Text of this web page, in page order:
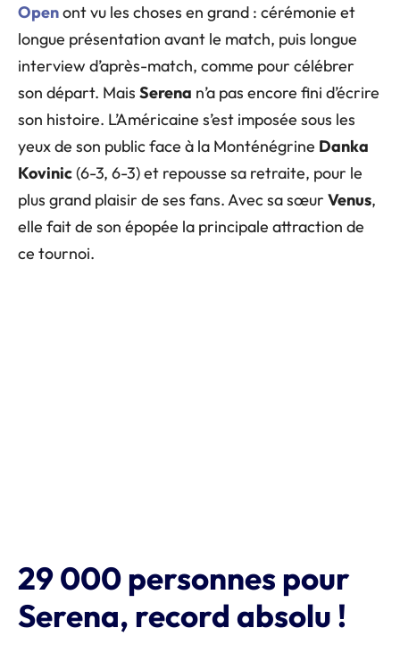
Openont vu les choses en grand : cérémonie et
longue présentation avant le match, puis longue
interview d’après-match, comme pour célébrer
son départ. Mais Serena n’a pas encore fini d’écrire
son histoire. L’Américaine s’est imposée sous les
yeux de son public face à la Monténégrine Danka
Kovinic(6-3, 6-3) et repousse sa retraite, pour le
plus grand plaisir de ses fans. Avec sa sœur Venus,
elle fait de son épopée la principale attraction de
ce tournoi.
29 000 personnes pour
Serena, record absolu !